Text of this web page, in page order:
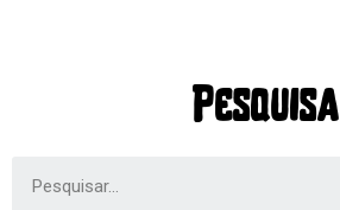
Pesquisa